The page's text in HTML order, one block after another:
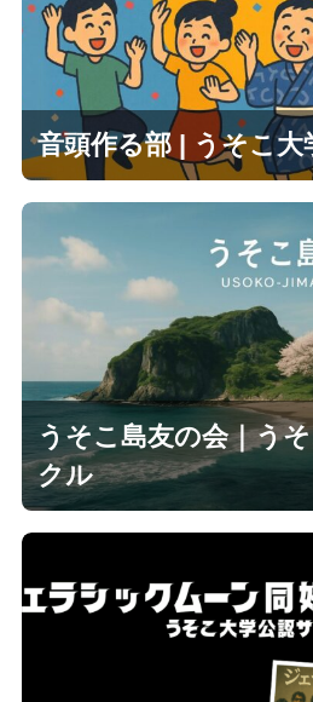
音頭作る部 | うそこ大
うそこ島友の会｜う
クル